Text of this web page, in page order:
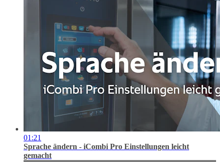
01:21
Sprache ändern - iCombi Pro Einstellungen leicht
gemacht